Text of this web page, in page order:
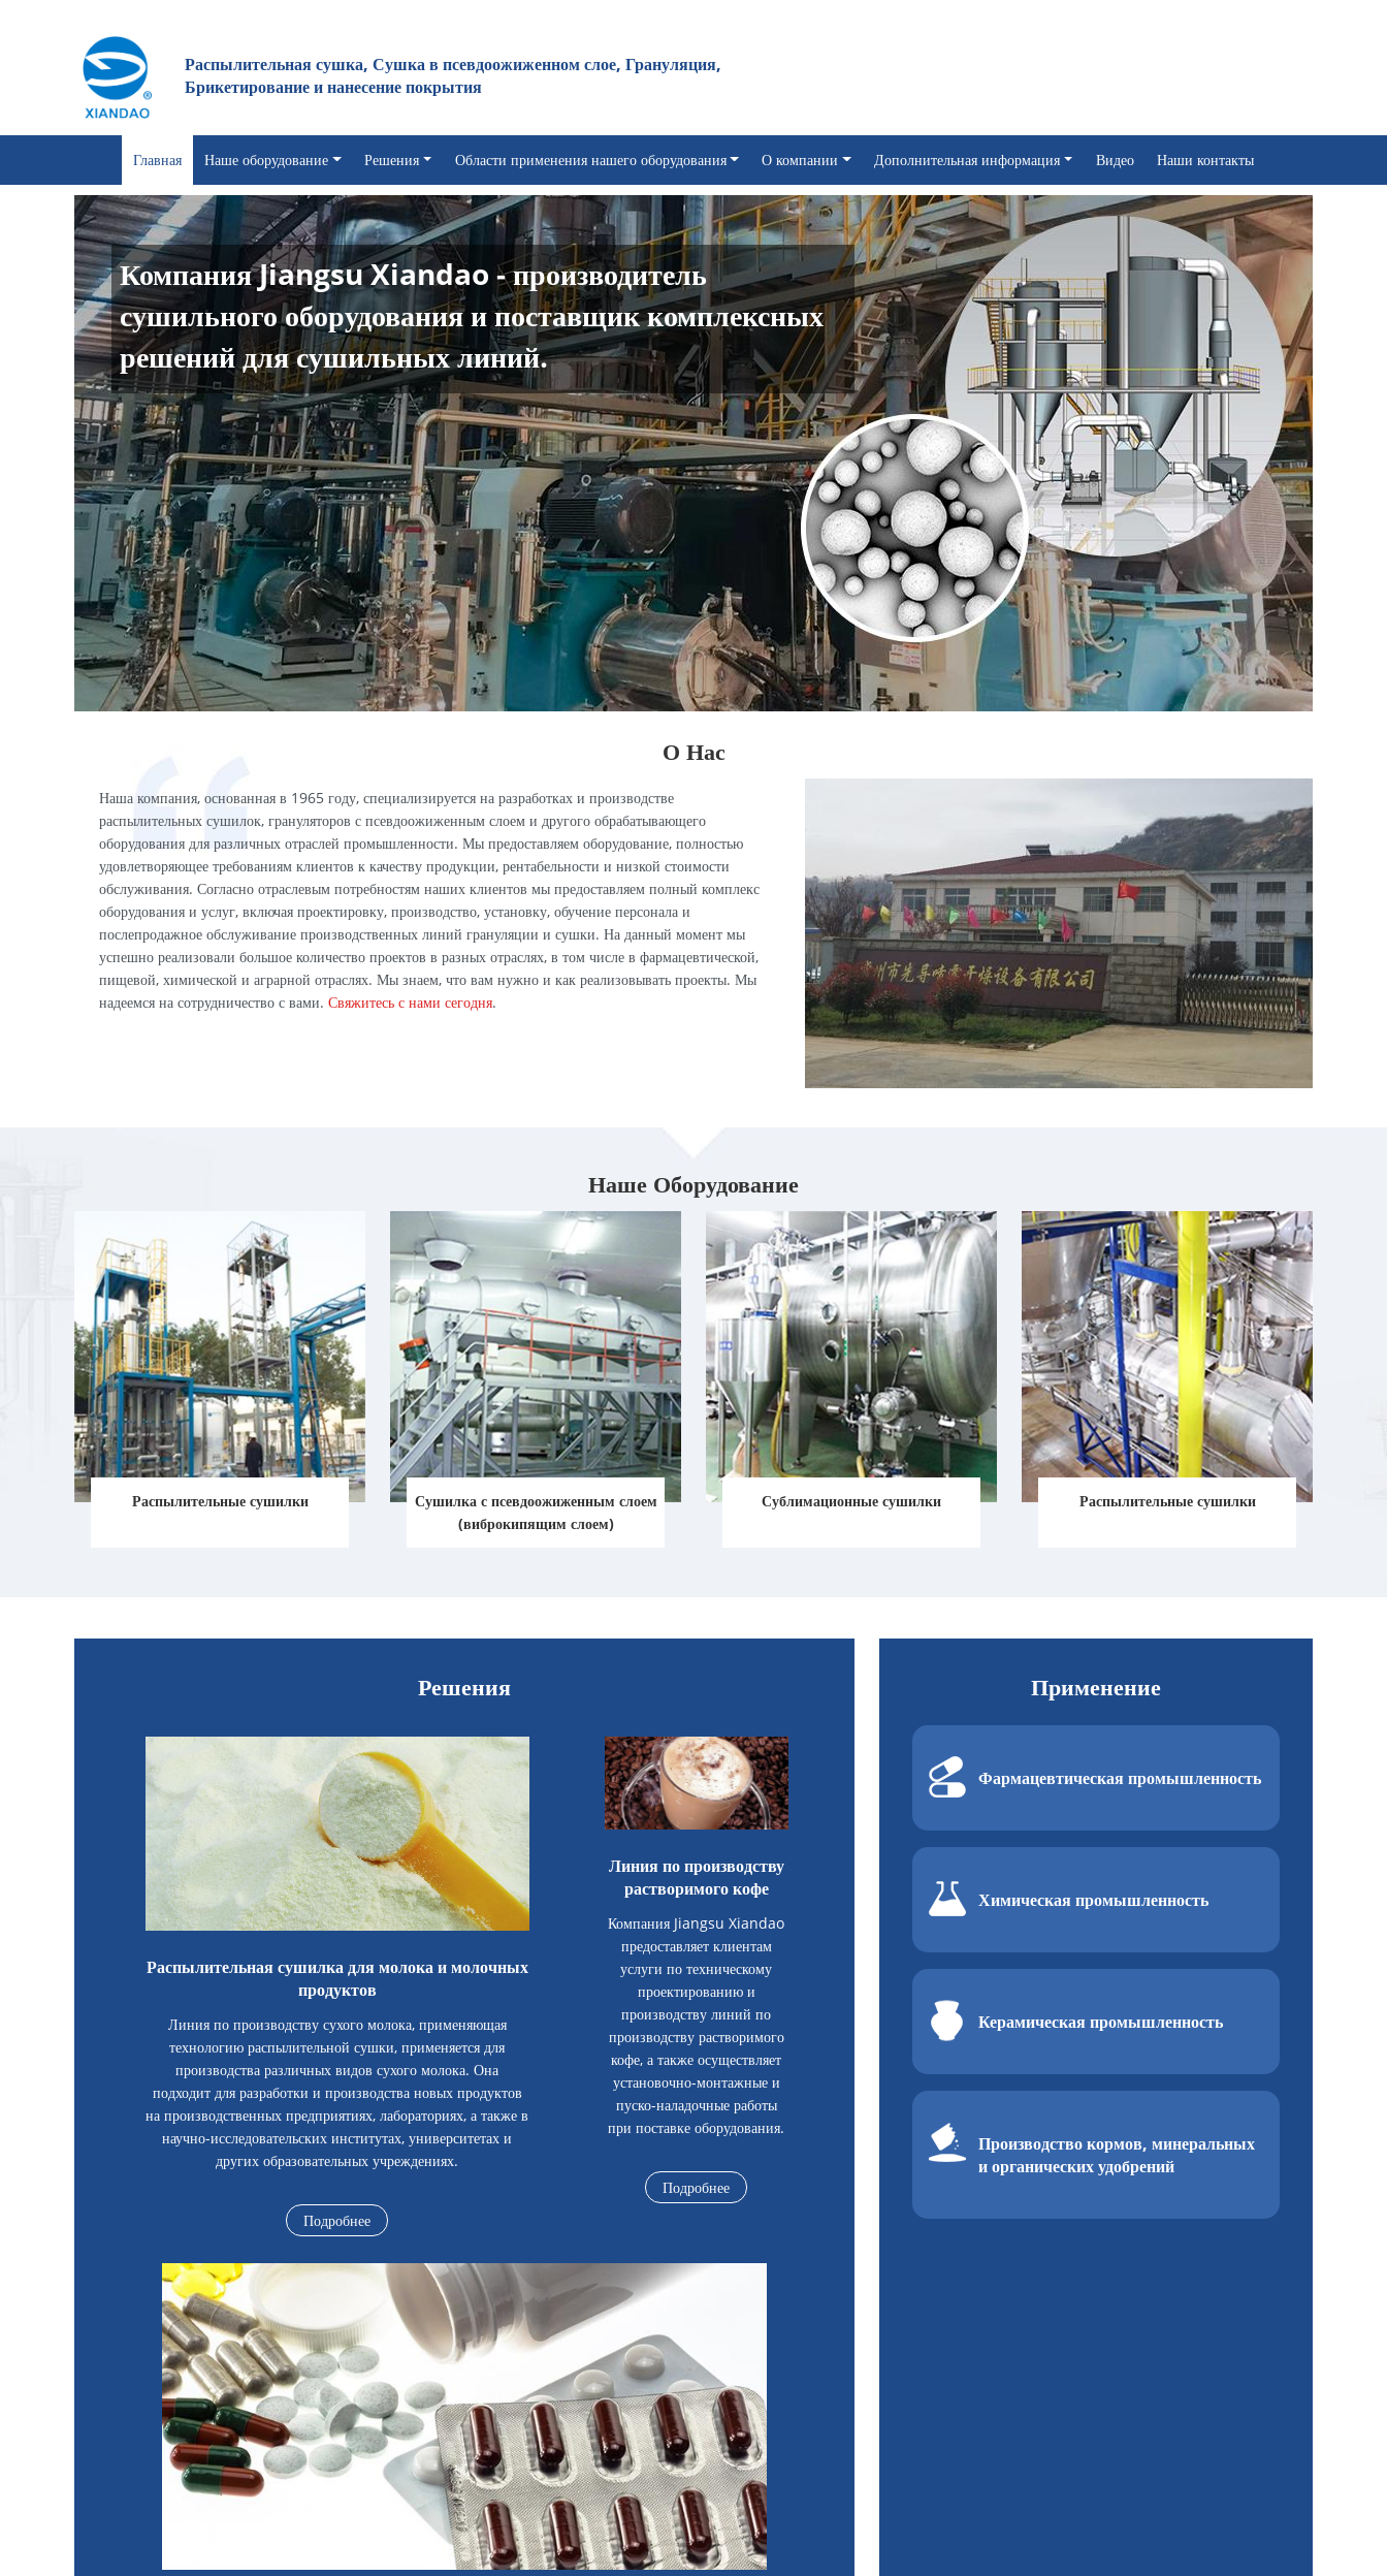
Распылительная сушка, Сушка в псевдоожиженном слое, Грануляция,
Брикетирование и нанесение покрытия
Главная Наше оборудование Решения Области применения нашего оборудования О компании Дополнительная информация Видео Наши контакты
Компания Jiangsu Xiandao - производитель
сушильного оборудования и поставщик комплексных
решений для сушильных линий.
О Нас
Наша компания, основанная в 1965 году, специализируется на разработках и производстве
распылительных сушилок, грануляторов с псевдоожиженным слоем и другого обрабатывающего
оборудования для различных отраслей промышленности. Мы предоставляем оборудование, полностью
удовлетворяющее требованиям клиентов к качеству продукции, рентабельности и низкой стоимости
обслуживания. Согласно отраслевым потребностям наших клиентов мы предоставляем полный комплекс
оборудования и услуг, включая проектировку, производство, установку, обучение персонала и
послепродажное обслуживание производственных линий грануляции и сушки. На данный момент мы
успешно реализовали большое количество проектов в разных отраслях, в том числе в фармацевтической,
пищевой, химической и аграрной отраслях. Мы знаем, что вам нужно и как реализовывать проекты. Мы
надеемся на сотрудничество с вами. Свяжитесь с нами сегодня.
Наше Оборудование
Распылительные сушилки
Сушилка с псевдоожиженным слоем
(виброкипящим слоем)
Сублимационные сушилки Распылительные сушилки
Решения
Распылительная сушилка для молока и молочных
продуктов
Линия по производству сухого молока, применяющая
технологию распылительной сушки, применяется для
производства различных видов сухого молока. Она
подходит для разработки и производства новых продуктов
на производственных предприятиях, лабораториях, а также в
научно-исследовательских институтах, университетах и
других образовательных учреждениях.
Подробнее
Линия по производству
растворимого кофе
Компания Jiangsu Xiandao
предоставляет клиентам
услуги по техническому
проектированию и
производству линий по
производству растворимого
кофе, а также осуществляет
установочно-монтажные и
пуско-наладочные работы
при поставке оборудования.
Подробнее
Применение
Фармацевтическая промышленность
Химическая промышленность
Керамическая промышленность
Производство кормов, минеральных
и органических удобрений